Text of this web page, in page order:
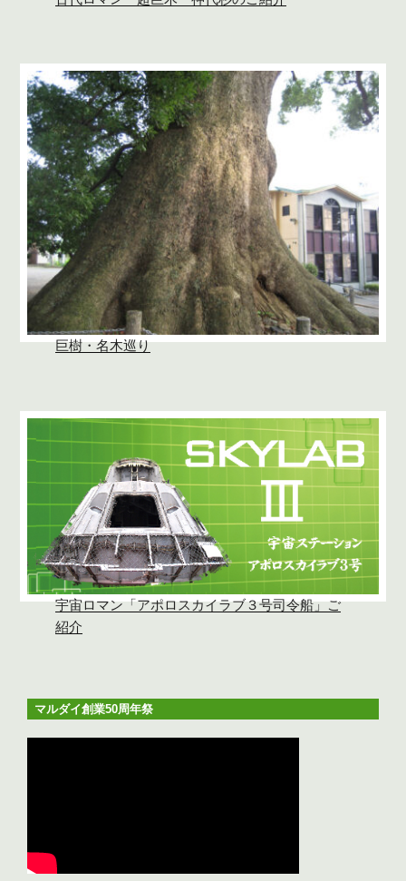
巨樹・名木巡り
宇宙ロマン「アポロスカイラブ３号司令船」ご
紹介
マルダイ創業50周年祭